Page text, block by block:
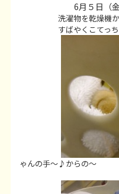
6月５日（金
洗濯物を乾燥機から
すばやくこてっちゃ
ゃんの手～♪からの～